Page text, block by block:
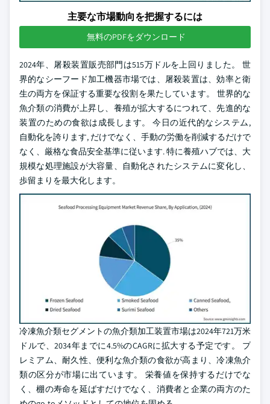
主要な市場動向を把握するには
無料のPDFをダウンロード
2024年、屠殺装置販売部門は515万ドルを上回りました。 世
界的なシーフード加工機器市場では、屠殺装置は、効率と衛
生の両方を保証する重要な役割を果たしています。 世界的な
魚介類の消費が上昇し、養殖が拡大するにつれて、先進的な
装置のための食欲は成長します。 今日の近代的なシステム,
自動化を誇ります, だけでなく、手動の労働を削減するだけで
なく、厳格な食品安全基準に従います. 特に養殖ハブでは、大
規模な処理施設が大容量、自動化されたシステムに変化し、
歩留まりを最大化します。
冷凍魚介類セグメントの魚介類加工装置市場は2024年721万米
ドルで、2034年までに4.5%のCAGRに拡大する予定です。 プ
レミアム、耐久性、便利な魚介類の食欲が高まり、冷凍魚介
類の区分が市場に出ています。 栄養値を保持するだけでな
く、棚の寿命を延ばすだけでなく、消費者と企業の両方のた